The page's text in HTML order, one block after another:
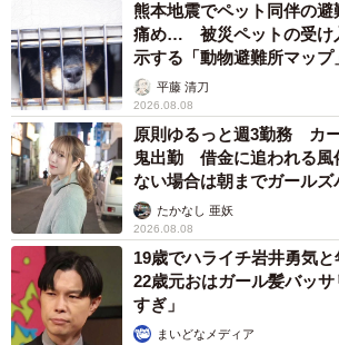
熊本地震でペット同伴の
痛め… 被災ペットの受け
示する「動物避難所マップ
平藤 清刀
2026.08.08
原則ゆるっと週3勤務 カ
鬼出勤 借金に追われる
ない場合は朝までガール
ストに取材】
たかなし 亜妖
2026.08.08
19歳でハライチ岩井勇気と
22歳元おはガール髪バッ
すぎ」
まいどなメディア